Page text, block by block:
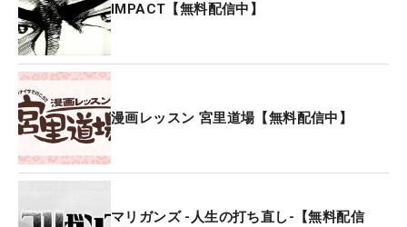
IMPACT【無料配信中】
漫画レッスン 宮里道場【無料配信中】
マリガンズ -人生の打ち直し-【無料配信